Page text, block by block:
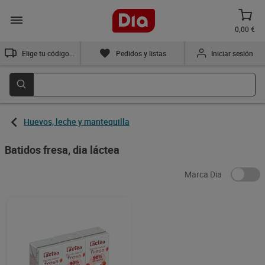
0,00 €
Pedidos y listas Iniciar sesión
Huevos, leche y mantequilla
Batidos fresa, dia láctea
Marca Dia